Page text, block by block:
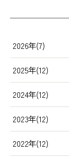
2026年(7)
2025年(12)
2024年(12)
2023年(12)
2022年(12)